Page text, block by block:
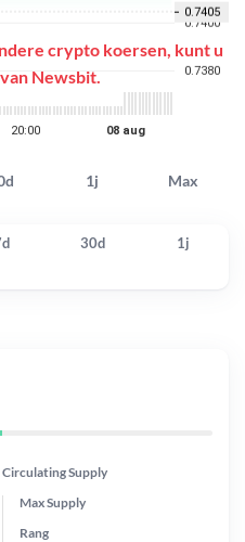
1j Max
crypto koersen, kunt u
van Newsbit.
30d 1j
Circulating Supply
Max Supply
Rang